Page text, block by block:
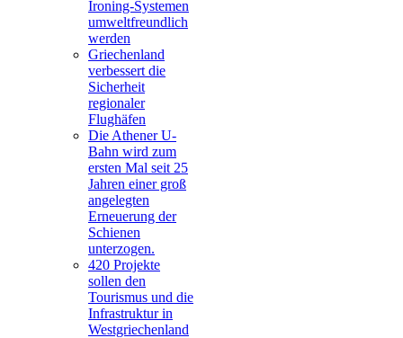
Ironing-Systemen
umweltfreundlich
werden
Griechenland
verbessert die
Sicherheit
regionaler
Flughäfen
Die Athener U-
Bahn wird zum
ersten Mal seit 25
Jahren einer groß
angelegten
Erneuerung der
Schienen
unterzogen.
420 Projekte
sollen den
Tourismus und die
Infrastruktur in
Westgriechenland